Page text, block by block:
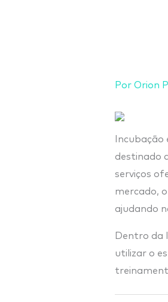
Por Orion
destinado
serviços
mercado,
ajudando
Dentro da
utilizar o